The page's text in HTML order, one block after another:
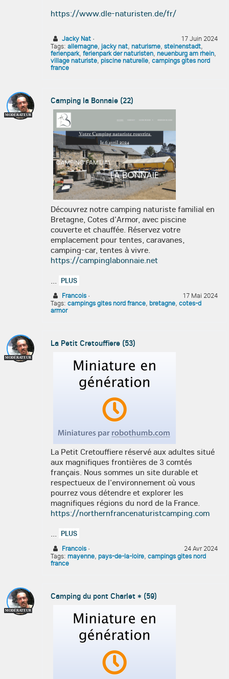
https://www.dle-naturisten.de/fr/
Jacky Nat 17 Juin 2024
·
Tags: allemagne, jacky nat, naturisme, steinenstadt,
ferienpark, ferienpark der naturisten, neuenburg am rhein,
village naturiste, piscine naturelle, campings gites nord
france
MODÉRATEUR
Camping la Bonnaie (22)
Découvrez notre camping naturiste familial en
Bretagne, Cotes d'Armor, avec piscine
couverte et chauffée. Réservez votre
emplacement pour tentes, caravanes,
camping-car, tentes à vivre.
https://campinglabonnaie.net
... PLUS
Francois 17 Mai 2024
·
Tags: campings gites nord france, bretagne, cotes-d
armor
MODÉRATEUR
La Petit Cretouffiere (53)
La Petit Cretouffiere réservé aux adultes situé
aux magnifiques frontières de 3 comtés
français. Nous sommes un site durable et
respectueux de l'environnement où vous
pourrez vous détendre et explorer les
magnifiques régions du nord de la France.
https://northernfrancenaturistcamping.com
... PLUS
Francois 24 Avr 2024
·
Tags: mayenne, pays-de-la-loire, campings gites nord
france
MODÉRATEUR
Camping du pont Charlet * (59)